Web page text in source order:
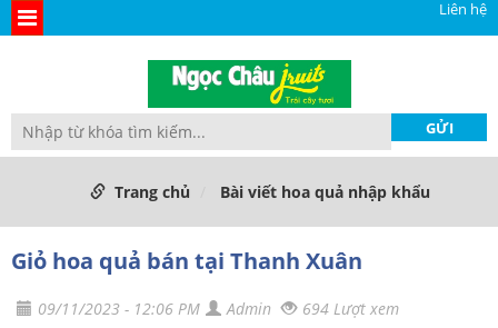
Liên hệ
Trang chủ Bài viết hoa quả nhập khẩu
Giỏ hoa quả bán tại Thanh Xuân
09/11/2023 - 12:06 PM Admin 694 Lượt xem